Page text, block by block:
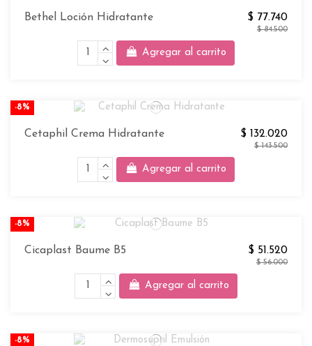
Bethel Loción Hidratante $ 77.740
$ 84.500
Agregar al carrito
-8%
Cetaphil Crema Hidratante $ 132.020
$ 143.500
Agregar al carrito
-8%
Cicaplast Baume B5 $ 51.520
$ 56.000
Agregar al carrito
-8%